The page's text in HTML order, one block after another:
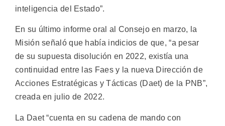
inteligencia del Estado”.
En su último informe oral al Consejo en marzo, la
Misión señaló que había indicios de que, “a pesar
de su supuesta disolución en 2022, existía una
continuidad entre las Faes y la nueva Dirección de
Acciones Estratégicas y Tácticas (Daet) de la PNB”,
creada en julio de 2022.
La Daet “cuenta en su cadena de mando con